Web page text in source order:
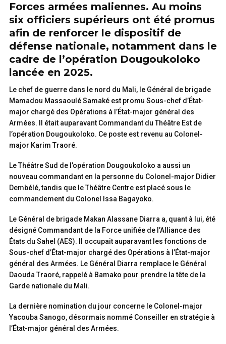
Forces armées maliennes. Au moins
six officiers supérieurs ont été promus
afin de renforcer le dispositif de
défense nationale, notamment dans le
cadre de l’opération Dougoukoloko
lancée en 2025.
Le chef de guerre dans le nord du Mali, le Général de brigade
Mamadou Massaoulé Samaké est promu Sous-chef d’État-
major chargé des Opérations à l’État-major général des
Armées. Il était auparavant Commandant du Théâtre Est de
l’opération Dougoukoloko. Ce poste est revenu au Colonel-
major Karim Traoré.
Le Théâtre Sud de l’opération Dougoukoloko a aussi un
nouveau commandant en la personne du Colonel-major Didier
Dembélé, tandis que le Théâtre Centre est placé sous le
commandement du Colonel Issa Bagayoko.
Le Général de brigade Makan Alassane Diarra a, quant à lui, été
désigné Commandant de la Force unifiée de l’Alliance des
États du Sahel (AES). Il occupait auparavant les fonctions de
Sous-chef d’État-major chargé des Opérations à l’État-major
général des Armées. Le Général Diarra remplace le Général
Daouda Traoré, rappelé à Bamako pour prendre la tête de la
Garde nationale du Mali.
La dernière nomination du jour concerne le Colonel-major
Yacouba Sanogo, désormais nommé Conseiller en stratégie à
l’État-major général des Armées.